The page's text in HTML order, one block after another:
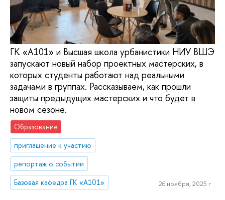
ГК «А101» и Высшая школа урбанистики НИУ ВШЭ
запускают новый набор проектных мастерских, в
которых студенты работают над реальными
задачами в группах. Рассказываем, как прошли
защиты предыдущих мастерских и что будет в
новом сезоне.
Образование
приглашение к участию
репортаж о событии
Базовая кафедра ГК «А101»
26 ноября, 2025 г.